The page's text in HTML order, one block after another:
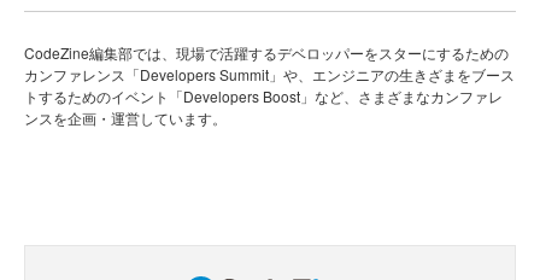
CodeZine編集部では、現場で活躍するデベロッパーをスターにするための
カンファレンス「Developers Summit」や、エンジニアの生きざまをブース
トするためのイベント「Developers Boost」など、さまざまなカンファレ
ンスを企画・運営しています。